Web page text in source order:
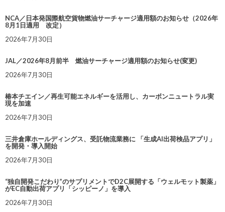
NCA／日本発国際航空貨物燃油サーチャージ適用額のお知らせ（2026年
8月1日適用 改定）
2026年7月30日
JAL／2026年8月前半 燃油サーチャージ適用額のお知らせ(変更)
2026年7月30日
椿本チエイン／再生可能エネルギーを活用し、カーボンニュートラル実
現を加速
2026年7月30日
三井倉庫ホールディングス、受託物流業務に 「生成AI出荷検品アプリ」
を開発・導入開始
2026年7月30日
“独自開発こだわり”のサプリメントでD2C展開する「ウェルモット製薬」
がEC自動出荷アプリ「シッピーノ」を導入
2026年7月30日